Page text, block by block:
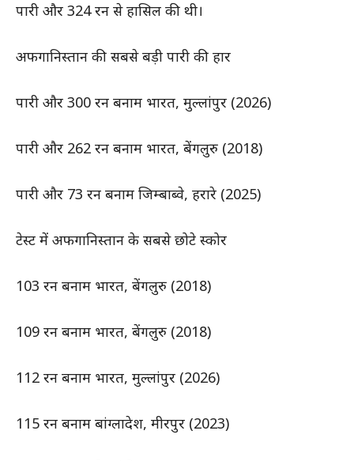
पारी और 324 रन से हासिल की थी।
अफगानिस्तान की सबसे बड़ी पारी की हार
पारी और 300 रन बनाम भारत, मुल्लांपुर (2026)
पारी और 262 रन बनाम भारत, बेंगलुरु (2018)
पारी और 73 रन बनाम जिम्बाब्वे, हरारे (2025)
टेस्ट में अफगानिस्तान के सबसे छोटे स्कोर
103 रन बनाम भारत, बेंगलुरु (2018)
109 रन बनाम भारत, बेंगलुरु (2018)
112 रन बनाम भारत, मुल्लांपुर (2026)
115 रन बनाम बांग्लादेश, मीरपुर (2023)